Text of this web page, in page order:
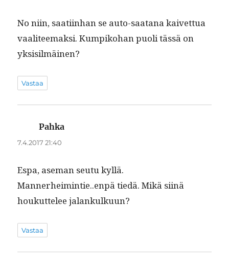
No niin, saati­in­han se auto-saatana kaivet­tua
vaali­teemak­si. Kumpiko­han puoli tässä on
yksisilmäinen?
Vastaa
Pahka
7.4.2017 21:40
Espa, ase­man seu­tu kyl­lä.
Mannerheimintie..enpä tiedä. Mikä siinä
houkut­telee jalankulkuun?
Vastaa